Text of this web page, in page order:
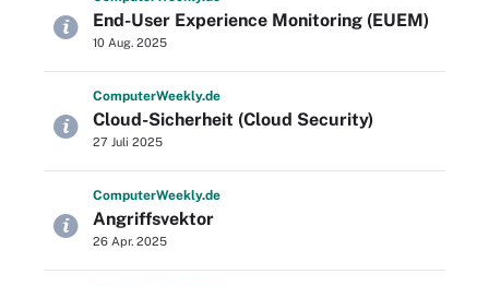
End-User Experience Monitoring (EUEM)
10 Aug. 2025
ComputerWeekly.de
Cloud-Sicherheit (Cloud Security)
27 Juli 2025
ComputerWeekly.de
Angriffsvektor
26 Apr. 2025